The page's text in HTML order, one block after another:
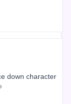
down character